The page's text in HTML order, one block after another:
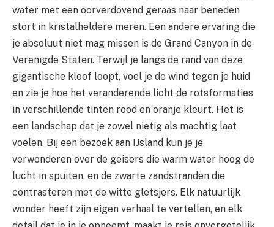
water met een oorverdovend geraas naar beneden
stort in kristalheldere meren. Een andere ervaring die
je absoluut niet mag missen is de Grand Canyon in de
Verenigde Staten. Terwijl je langs de rand van deze
gigantische kloof loopt, voel je de wind tegen je huid
en zie je hoe het veranderende licht de rotsformaties
in verschillende tinten rood en oranje kleurt. Het is
een landschap dat je zowel nietig als machtig laat
voelen. Bij een bezoek aan IJsland kun je je
verwonderen over de geisers die warm water hoog de
lucht in spuiten, en de zwarte zandstranden die
contrasteren met de witte gletsjers. Elk natuurlijk
wonder heeft zijn eigen verhaal te vertellen, en elk